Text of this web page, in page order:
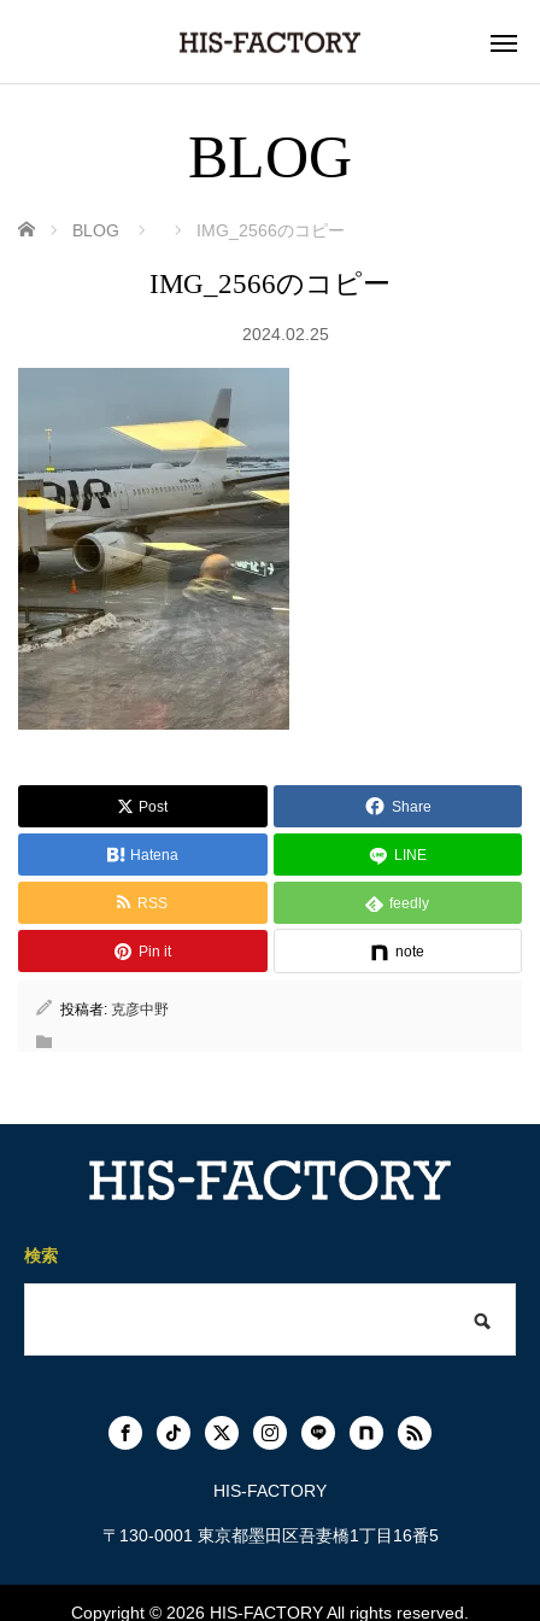
BLOG
ホーム BLOG IMG_2566のコピー
IMG_2566のコピー
2024.02.25
Post Share
Hatena LINE
RSS feedly
Pin it note
投稿者: 克彦中野
検索
HIS-FACTORY
〒130-0001 東京都墨田区吾妻橋1丁目16番5
Copyright © 2026 HIS-FACTORYAll rights reserved.